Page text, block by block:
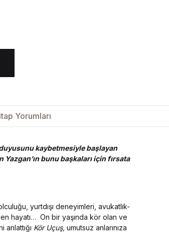
Yorumları
kaybetmesiyle başlayan
bunu başkaları için fırsata
yurtdışı deneyimleri, avukatlık-
hayatı… On bir yaşında kör olan ve
anlattığı Kör Uçuş, umutsuz anlarınıza